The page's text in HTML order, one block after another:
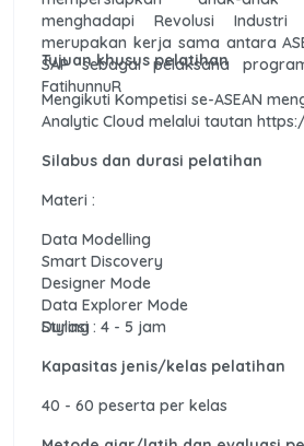
menghadapi Revolusi
merupakan kerja sama antara
SAP sebagai pelaksana
FatihunnuR
Tujuan khusus pelatihan
Mengikuti Kompetisi se-ASEAN
Analytic Cloud melalui tautan
Silabus dan durasi pelatihan
Materi :
Data Modelling
Smart Discovery
Designer Mode
Data Explorer Mode
Styling
Durasi : 4 - 5 jam
Kapasitas jenis/kelas pelatihan
40 - 60 peserta per kelas